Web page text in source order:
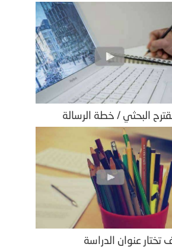
البحثي / خطة الرسالة
تختار عنوان الدراسة